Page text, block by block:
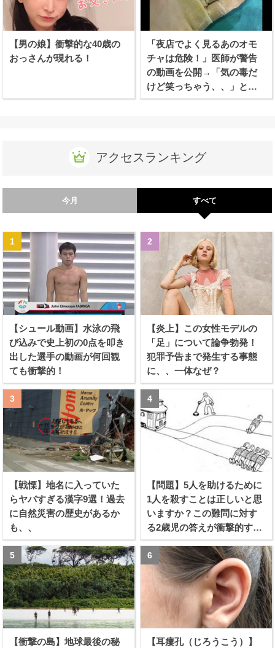
【男の娘】衝撃的な40歳の
おっさんが現れる！
「夜店でよく見るあのオモ
チャは危険！」医師が警告
の動画を公開→「気の毒だ
けど笑っちゃう、、」と話
題に！
アクセスランキング
今月 すべて
【シュール動画】水泳の飛
び込みで史上初の0点を叩き
出した選手の動画が何回観
ても衝撃的！
【炎上】この女性モデルの
「足」について論争勃発！
犯罪予告まで発生する事態
に、、一体なぜ？
【戦慄】地名に入っていた
らヤバすぎる漢字9選！過去
に自然災害の歴史があるか
も、、
【問題】5人を助けるために
1人を殺すことは正しいと思
いますか？この難問に対す
る2歳児の答えが衝撃的すぎ
る！！
【衝撃の島】地球最後の秘
【耳瘻孔（じろうこう）】